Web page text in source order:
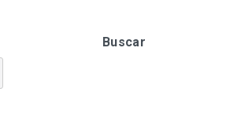
Buscar